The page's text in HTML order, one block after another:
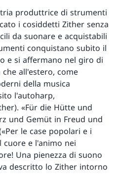
produttrice di strumenti
i cosiddetti Zither senza
da suonare e acquistabili
conquistano subito il
e si affermano nel giro di
che all'estero, come
della musica
l'autoharp,
«Für die Hütte und
und Gemüt in Freud und
le case popolari e i
cuore e l'animo nei
Una pienezza di suono
descritto lo Zither intorno